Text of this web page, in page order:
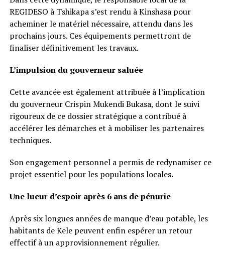
REGIDESO à Tshikapa s’est rendu à Kinshasa pour
acheminer le matériel nécessaire, attendu dans les
prochains jours. Ces équipements permettront de
finaliser définitivement les travaux.
L’impulsion du gouverneur saluée
Cette avancée est également attribuée à l’implication
du gouverneur Crispin Mukendi Bukasa, dont le suivi
rigoureux de ce dossier stratégique a contribué à
accélérer les démarches et à mobiliser les partenaires
techniques.
Son engagement personnel a permis de redynamiser ce
projet essentiel pour les populations locales.
Une lueur d’espoir après 6 ans de pénurie
Après six longues années de manque d’eau potable, les
habitants de Kele peuvent enfin espérer un retour
effectif à un approvisionnement régulier.